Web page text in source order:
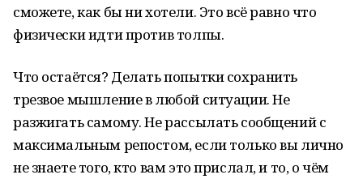
сможете, как бы ни хотели. Это всё равно что
физически идти против толпы.
Что остаётся? Делать попытки сохранить
трезвое мышление в любой ситуации. Не
разжигать самому. Не рассылать сообщений с
максимальным репостом, если только вы лично
не знаете того, кто вам это прислал, и то, о чём